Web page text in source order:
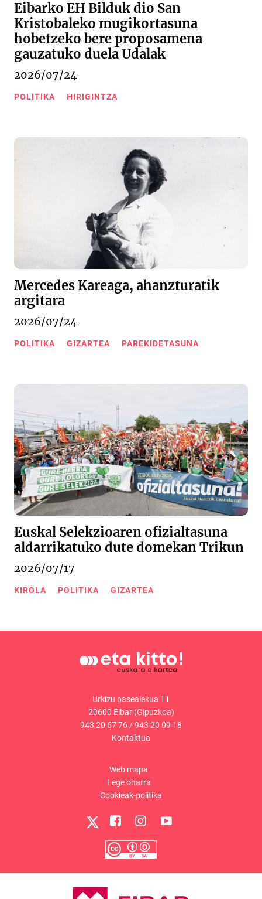
Eibarko EH Bilduk dio San
Kristobaleko mugikortasuna
hobetzeko bere proposamena
gauzatuko duela Udalak
2026/07/24
POLITIKA HIRIGINTZA
Mercedes Kareaga, ahanzturatik
argitara
2026/07/24
POLITIKA GIZARTEA PAREKIDETASUNA
Euskal Selekzioaren ofizialtasuna
aldarrikatuko dute domekan Trikun
2026/07/17
KIROLA POLITIKA GIZARTEA
Urkizu pasealekua 11
20600 Eibar (Gipuzkoa)
943 20 67 76/943 20 09 18
Kontaktua
Web mapa
Lege oharra
Cookieak-politika